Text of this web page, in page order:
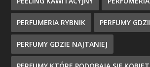
PERFUMERIA RYBNIK PERFUMY
PERFUMY GDZIE NAJTANIEJ